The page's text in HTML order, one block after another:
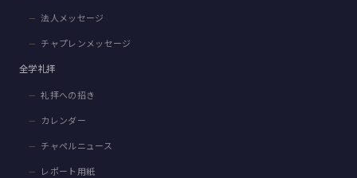
法人メッセージ
チャプレンメッセージ
全学礼拝
礼拝への招き
カレンダー
チャペルニュース
レポート用紙